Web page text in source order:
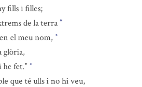
fills i filles;
de la terra *
el meu nom, *
glòria,
fet.” *
que té ulls i no hi veu,